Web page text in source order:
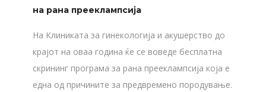
на рана прееклампсија
На Клиниката за гинекологија и акушерство до
крајот на оваа година ќе се воведе бесплатна
скрининг програма за рана прееклампсија која е
една од причините за предвремено породување.